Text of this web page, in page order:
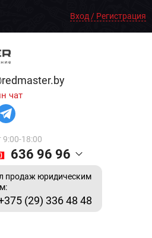
Вход / Регистрация
чат
9:00-18:00
636 96 96
продаж юридическим
(29) 336 48 48